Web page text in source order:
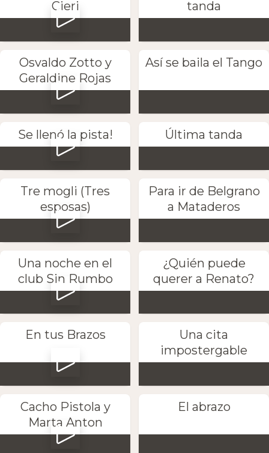
Cieri tanda
Osvaldo Zotto y
Geraldine Rojas
Así se baila el Tango
Se llenó la pista! Última tanda
Tre mogli (Tres
esposas)
Para ir de Belgrano
a Mataderos
Una noche en el
club Sin Rumbo
¿Quién puede
querer a Renato?
En tus Brazos
Una cita
impostergable
Cacho Pistola y
Marta Anton
El abrazo